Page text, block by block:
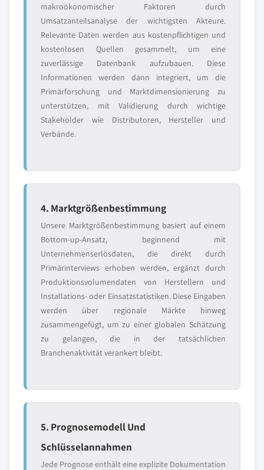
makroökonomischer Faktoren durch
Umsatzanteilsanalyse der wichtigsten Akteure.
Relevante Daten werden aus kostenpflichtigen und
kostenlosen Quellen gesammelt, um eine
zuverlässige Datenbank aufzubauen. Diese
Informationen werden dann integriert, um die
Primärforschung und Marktdimensionierung zu
unterstützen, mit Validierung durch wichtige
Stakeholder wie Distributoren, Hersteller und
Verbände.
4. Marktgrößenbestimmung
Unsere Marktgrößenbestimmung basiert auf einem
Bottom-up-Ansatz, beginnend mit
Unternehmenserlösdaten, die direkt durch
Primärinterviews erhoben werden, ergänzt durch
Produktionsvolumendaten von Herstellern und
Installations- oder Einsatzstatistiken. Diese Eingaben
werden über regionale Märkte hinweg
zusammengefügt, um zu einer globalen Schätzung
zu gelangen, die in der tatsächlichen
Branchenaktivität verankert bleibt.
5. Prognosemodell Und
Schlüsselannahmen
Jede Prognose enthält eine explizite Dokumentation